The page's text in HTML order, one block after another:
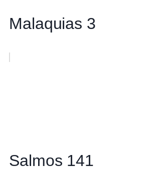
Malaquias 3
Salmos 141